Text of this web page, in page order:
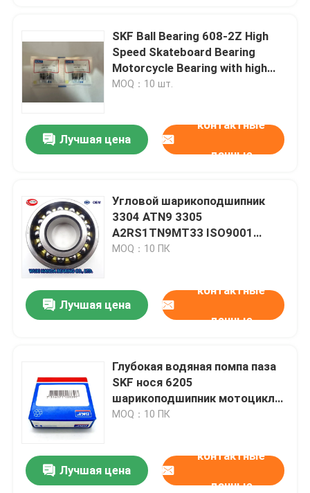
SKF Ball Bearing 608-2Z High
Speed Skateboard Bearing
Motorcycle Bearing with high
Quality
MOQ：10 шт.
Лучшая цена
контактные
данные
Угловой шарикоподшипник
3304 ATN9 3305
A2RS1TN9MT33 ISO9001
строки двойника контакта SKF
MOQ：10 ПК
Лучшая цена
контактные
данные
Глубокая водяная помпа паза
SKF нося 6205
шарикоподшипник мотоцикла
2RSC3 6208 2RSC3
MOQ：10 ПК
Лучшая цена
контактные
данные